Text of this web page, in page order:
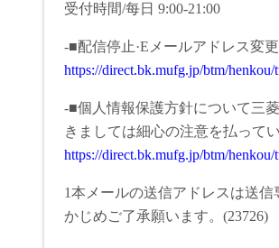
受付時間/每日 9:00-21:00
-■配信停止·Eメールアドレス変
https://direct.bk.mufg.jp/btm/henkou/
-■個人情報保護方針について三
きましては細心の注意を払ってい
https://direct.bk.mufg.jp/btm/henkou/
1本メールの送信アドレスは送
かじめご了承願います。(23726)